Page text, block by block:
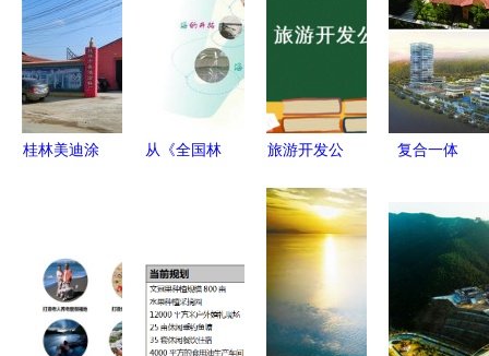
桂林美迪涂
意典范
从《全国林
旅游 生态
优先下的多
元化开发路
旅游开发公
制度及流程
复合一体
康城与旅游
融合的生态